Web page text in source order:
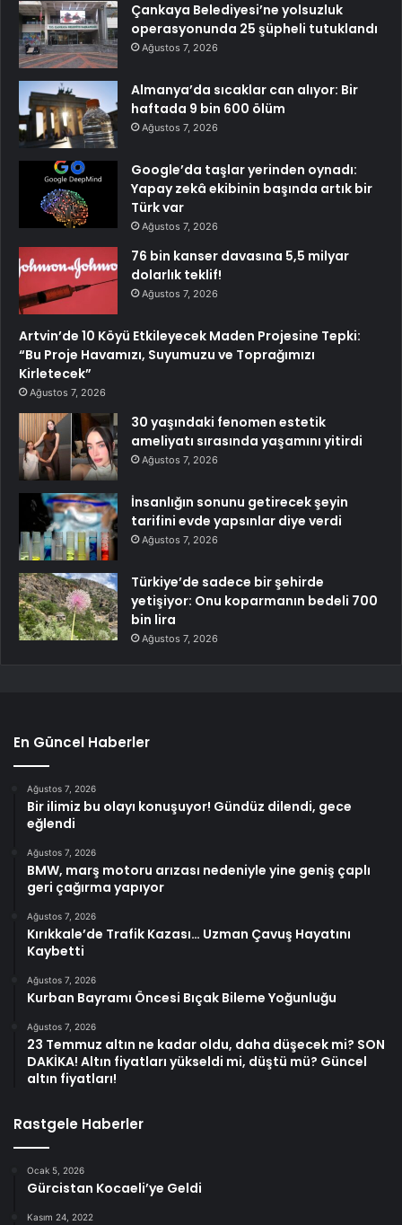
Çankaya Belediyesi’ne yolsuzluk
operasyonunda 25 şüpheli tutuklandı
Ağustos 7, 2026
Almanya’da sıcaklar can alıyor: Bir
haftada 9 bin 600 ölüm
Ağustos 7, 2026
Google’da taşlar yerinden oynadı:
Yapay zekâ ekibinin başında artık bir
Türk var
Ağustos 7, 2026
76 bin kanser davasına 5,5 milyar
dolarlık teklif!
Ağustos 7, 2026
Artvin’de 10 Köyü Etkileyecek Maden Projesine Tepki:
“Bu Proje Havamızı, Suyumuzu ve Toprağımızı
Kirletecek”
Ağustos 7, 2026
30 yaşındaki fenomen estetik
ameliyatı sırasında yaşamını yitirdi
Ağustos 7, 2026
İnsanlığın sonunu getirecek şeyin
tarifini evde yapsınlar diye verdi
Ağustos 7, 2026
Türkiye’de sadece bir şehirde
yetişiyor: Onu koparmanın bedeli 700
bin lira
Ağustos 7, 2026
En Güncel Haberler
Ağustos 7, 2026
Bir ilimiz bu olayı konuşuyor! Gündüz dilendi, gece
eğlendi
Ağustos 7, 2026
BMW, marş motoru arızası nedeniyle yine geniş çaplı
geri çağırma yapıyor
Ağustos 7, 2026
Kırıkkale’de Trafik Kazası… Uzman Çavuş Hayatını
Kaybetti
Ağustos 7, 2026
Kurban Bayramı Öncesi Bıçak Bileme Yoğunluğu
Ağustos 7, 2026
23 Temmuz altın ne kadar oldu, daha düşecek mi? SON
DAKİKA! Altın fiyatları yükseldi mi, düştü mü? Güncel
altın fiyatları!
Rastgele Haberler
Ocak 5, 2026
Gürcistan Kocaeli’ye Geldi
Kasım 24, 2022